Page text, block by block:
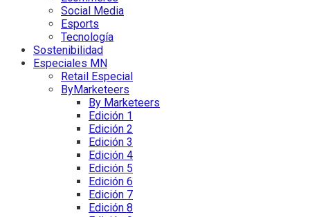
Social Media
Esports
Tecnología
Sostenibilidad
Especiales MN
Retail Especial
ByMarketeers
By Marketeers
Edición 1
Edición 2
Edición 3
Edición 4
Edición 5
Edición 6
Edición 7
Edición 8